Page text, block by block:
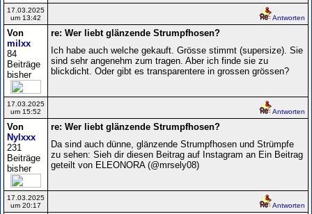
17.03.2025
um 13:42
Antworten
Von
milxx
84
Beiträge
bisher
re: Wer liebt glänzende Strumpfhosen?
Ich habe auch welche gekauft. Grösse stimmt (supersize). Sie
sind sehr angenehm zum tragen. Aber ich finde sie zu
blickdicht. Oder gibt es transparentere in grossen grössen?
17.03.2025
um 15:52
Antworten
Von
Nylxxx
231
Beiträge
bisher
re: Wer liebt glänzende Strumpfhosen?
Da sind auch dünne, glänzende Strumpfhosen und Strümpfe
zu sehen: Sieh dir diesen Beitrag auf Instagram an Ein Beitrag
geteilt von ELEONORA (@mrsely08)
17.03.2025
um 20:17
Antworten